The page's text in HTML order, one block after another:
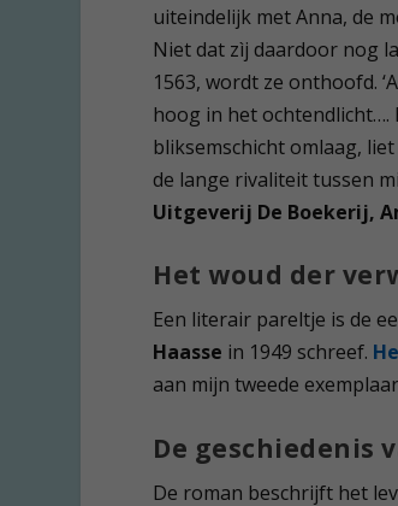
uiteindelijk met Anna, de
Niet dat zìj daardoor nog
1563, wordt ze onthoofd.
hoog in het ochtendlicht….
bliksemschicht omlaag,
de lange rivaliteit tussen
Uitgeverij De Boekerij,
Het woud der
Een literair pareltje is de
Haasse in 1949 schreef.
aan mijn tweede
De geschiedenis
De roman beschrijft het